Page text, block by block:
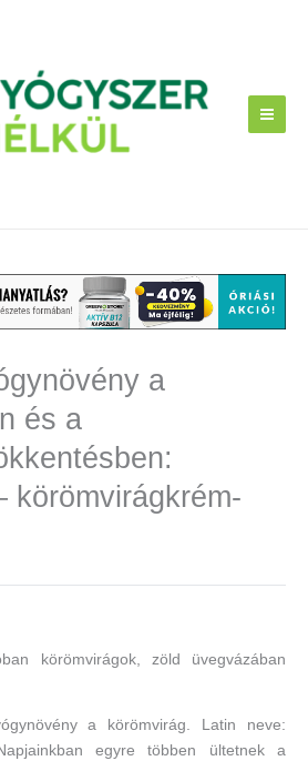
a
és a
körömvirágkrém-
a körömvirág. Latin neve:
egyre többen ültetnek a